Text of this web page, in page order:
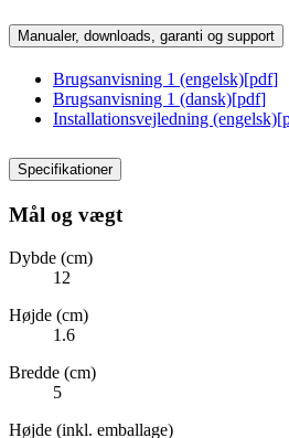
Manualer, downloads, garanti og support
Brugsanvisning 1 (engelsk)[pdf]
Brugsanvisning 1 (dansk)[pdf]
Installationsvejledning (engelsk)[
Specifikationer
Mål og vægt
Dybde (cm)
12
Højde (cm)
1.6
Bredde (cm)
5
Højde (inkl. emballage)